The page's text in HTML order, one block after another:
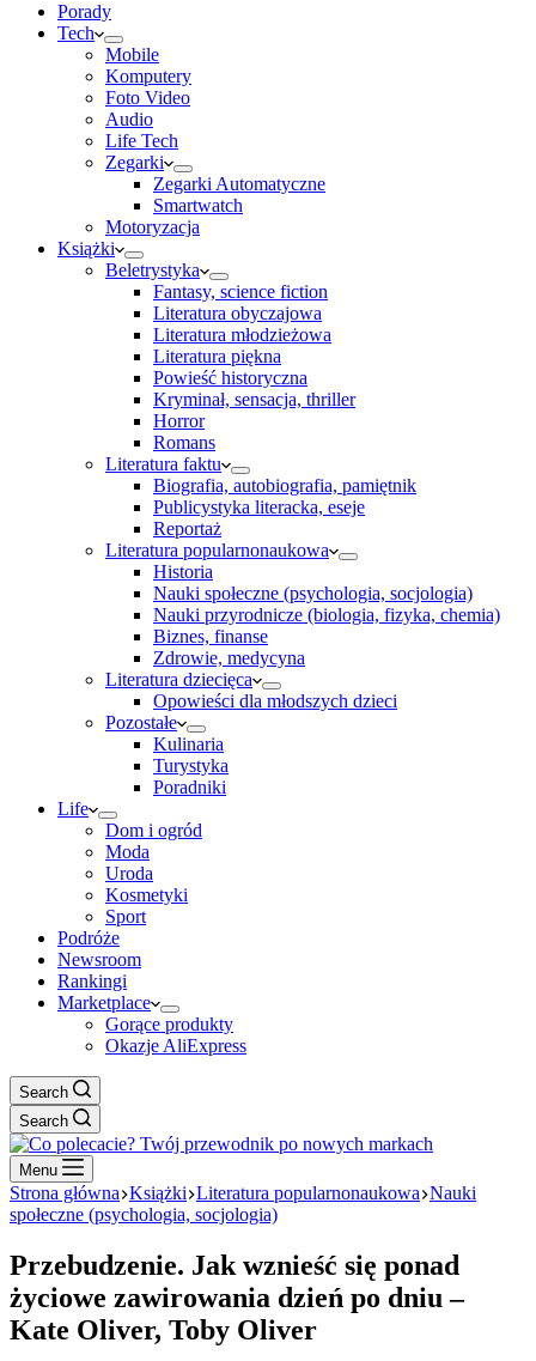
Porady
Tech
Mobile
Komputery
Foto Video
Audio
Life Tech
Zegarki
Zegarki Automatyczne
Smartwatch
Motoryzacja
Książki
Beletrystyka
Fantasy, science fiction
Literatura obyczajowa
Literatura młodzieżowa
Literatura piękna
Powieść historyczna
Kryminał, sensacja, thriller
Horror
Romans
Literatura faktu
Biografia, autobiografia, pamiętnik
Publicystyka literacka, eseje
Reportaż
Literatura popularnonaukowa
Historia
Nauki społeczne (psychologia, socjologia)
Nauki przyrodnicze (biologia, fizyka, chemia)
Biznes, finanse
Zdrowie, medycyna
Literatura dziecięca
Opowieści dla młodszych dzieci
Pozostałe
Kulinaria
Turystyka
Poradniki
Life
Dom i ogród
Moda
Uroda
Kosmetyki
Sport
Podróże
Newsroom
Rankingi
Marketplace
Gorące produkty
Okazje AliExpress
Search
Search
Menu
Strona główna Książki Literatura popularnonaukowa Nauki
społeczne (psychologia, socjologia)
Przebudzenie. Jak wznieść się ponad
życiowe zawirowania dzień po dniu –
Kate Oliver, Toby Oliver